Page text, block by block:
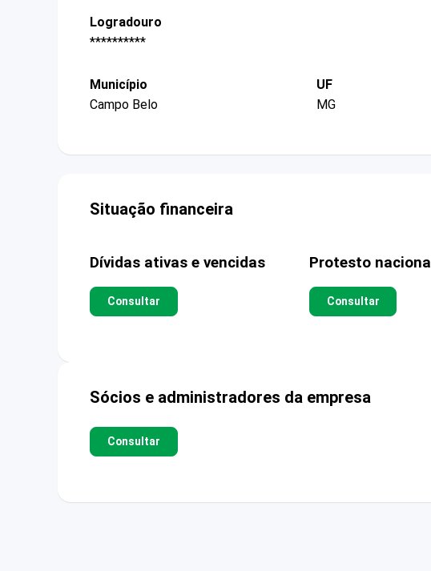
Logradouro
**********
Município
Campo Belo
UF
MG
Situação financeira
Dívidas ativas e vencidas
Consultar
Protesto nacional
Consultar
Sócios e administradores da empresa
Consultar